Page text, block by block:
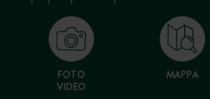
FOTO
VIDEO
MAPPA